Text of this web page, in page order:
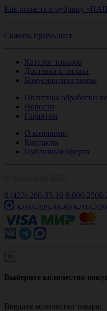
Как попасть в рубрику
Скачать прайс-лист
Каталог товаров
Доставка и оплата
Бонусная программа
Политика обработки
Новости
Гарантии
О компании
Контакты
Публичная оферта
8 (423) 260-05-10 8-800-2500-
8-914-329-38-80 8-914-
×
Выберите количество
Введите количество товара: